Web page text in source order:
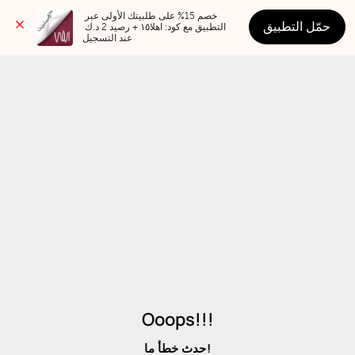
عند التسجيل
حمّل التطبيق
Ooops!!!
حدث خطأ ما!